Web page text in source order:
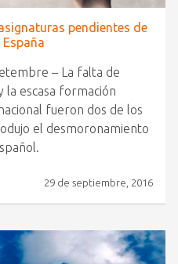
pendientes de
– La falta de
la escasa formación
fueron dos de los
el desmoronamiento
29 de septiembre, 2016